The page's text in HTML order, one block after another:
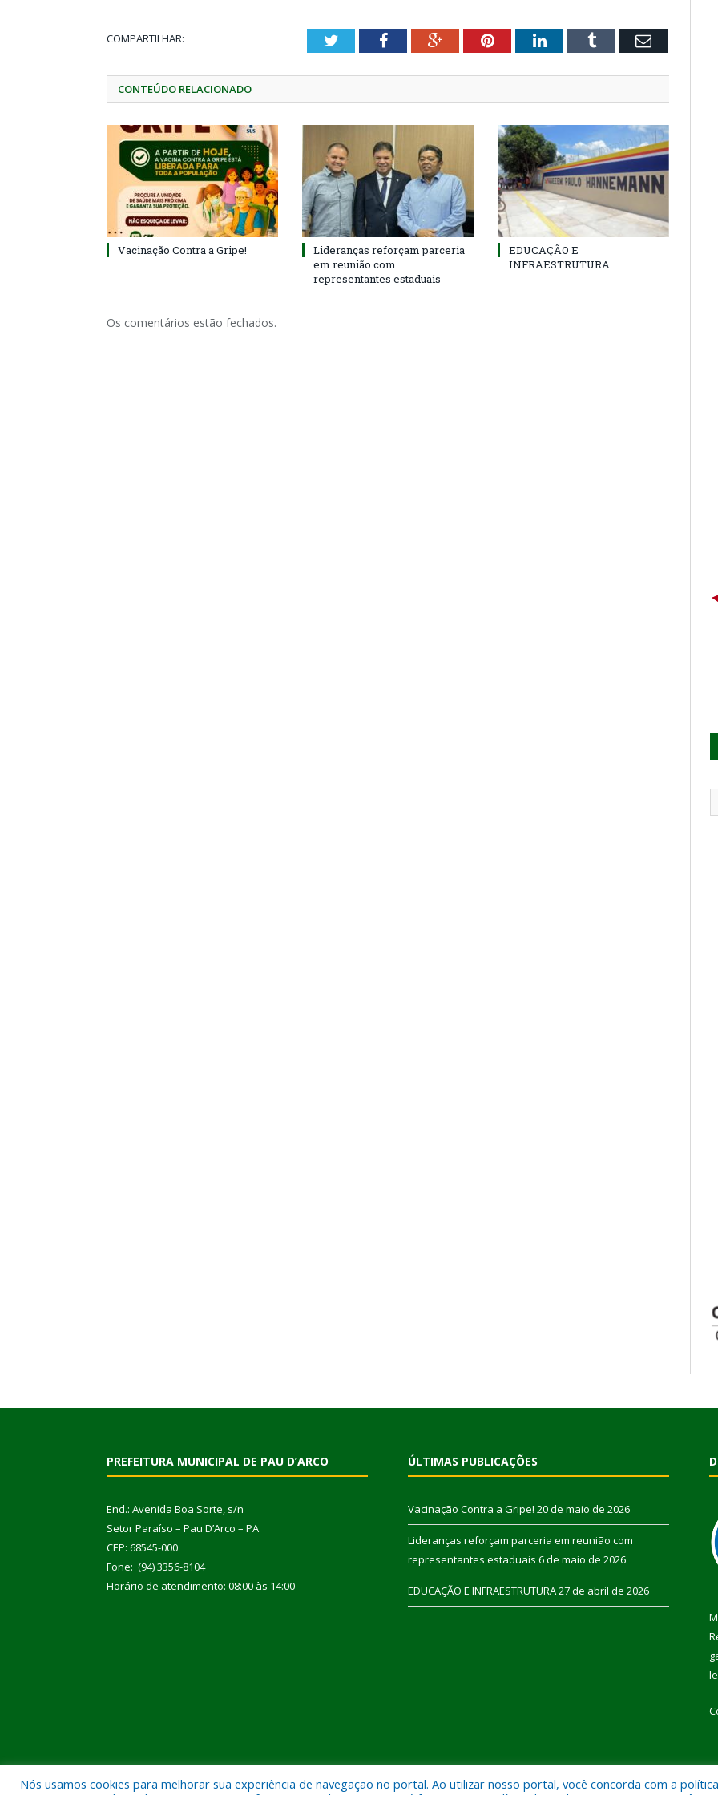
COMPARTILHAR: TwitterFacebookGoogle+PinterestLinkedInTumblr Email
CONTEÚDO RELACIONADO
Vacinação Contra a Gripe!
Lideranças reforçam parceria
em reunião com
representantes estaduais
EDUCAÇÃO E
INFRAESTRUTURA
Os comentários estão fechados.
PREFEITURA MUNICIPAL DE PAU D’ARCO
End.: Avenida Boa Sorte, s/n
Setor Paraíso – Pau D’Arco – PA
CEP: 68545-000
Fone: (94) 3356-8104
Horário de atendimento: 08:00 às 14:00
ÚLTIMAS PUBLICAÇÕES
Vacinação Contra a Gripe! 20 de maio de 2026
Lideranças reforçam parceria em reunião com
representantes estaduais 6 de maio de 2026
EDUCAÇÃO E INFRAESTRUTURA27 de abril de 2026
Nós usamos cookies para melhorar sua experiência de navegação no portal. Ao utilizar nosso portal, você concorda com a